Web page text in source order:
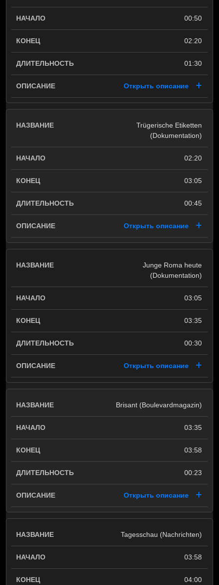
00:50
02:20
01:30
Открыть описание
Trügerische Etiketten
(Dokumentation)
02:20
03:05
00:45
Открыть описание
Junge Roma heute
(Dokumentation)
03:05
03:35
00:30
Открыть описание
Brisant (Boulevardmagazin)
03:35
03:58
00:23
Открыть описание
Tagesschau (Nachrichten)
03:58
04:00